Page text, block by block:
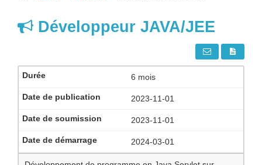
MissionsDéveloppeur JAVA/JEE
6 mois
2023-11-01
2023-11-01
2024-03-01